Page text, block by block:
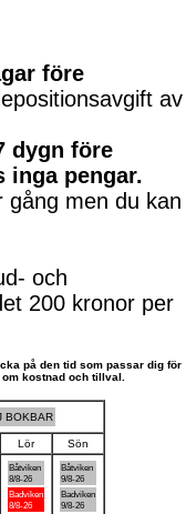
före
av
dygn före
inga pengar.
gång men du kan
och
200 kronor per
på den tid som passar dig för
kostnad och tillval.
BOKBAR
Lör
Sön
Båtviken
8/8-26
Badviken
8/8-26
Båtviken
9/8-26
Badviken
9/8-26